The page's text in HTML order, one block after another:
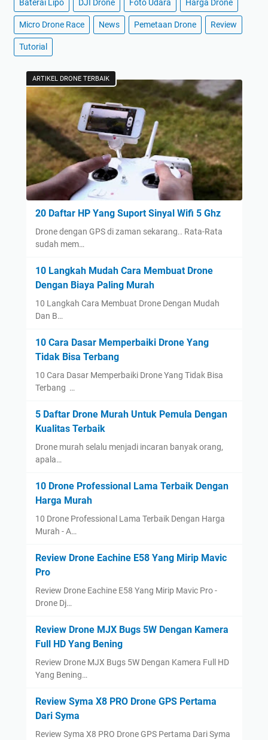
Baterai Lipo DJI Drone Foto Udara Harga Drone
Micro Drone Race News Pemetaan Drone Review
Tutorial
ARTIKEL DRONE TERBAIK
20 Daftar HP Yang Suport Sinyal Wifi 5 Ghz
Drone dengan GPS di zaman sekarang.. Rata-Rata
sudah mem…
10 Langkah Mudah Cara Membuat Drone
Dengan Biaya Paling Murah
10 Langkah Cara Membuat Drone Dengan Mudah
Dan B…
10 Cara Dasar Memperbaiki Drone Yang
Tidak Bisa Terbang
10 Cara Dasar Memperbaiki Drone Yang Tidak Bisa
Terbang …
5 Daftar Drone Murah Untuk Pemula Dengan
Kualitas Terbaik
Drone murah selalu menjadi incaran banyak orang,
apala…
10 Drone Professional Lama Terbaik Dengan
Harga Murah
10 Drone Professional Lama Terbaik Dengan Harga
Murah - A…
Review Drone Eachine E58 Yang Mirip Mavic
Pro
Review Drone Eachine E58 Yang Mirip Mavic Pro -
Drone Dj…
Review Drone MJX Bugs 5W Dengan Kamera
Full HD Yang Bening
Review Drone MJX Bugs 5W Dengan Kamera Full HD
Yang Bening…
Review Syma X8 PRO Drone GPS Pertama
Dari Syma
Review Syma X8 PRO Drone GPS Pertama Dari Syma